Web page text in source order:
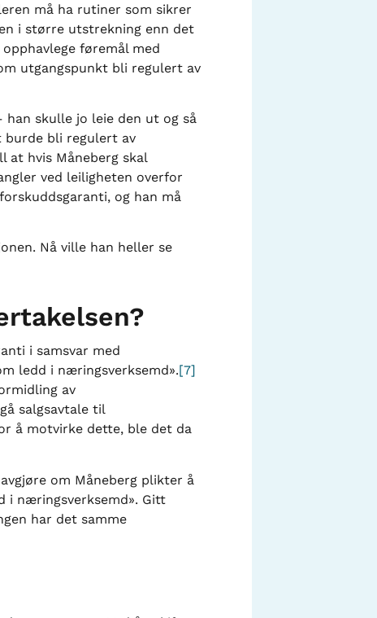
må ha rutiner som sikrer
i større utstrekning enn det
føremål med
utgangspunkt bli regulert av
skulle jo leie den ut og så
burde bli regulert av
at hvis Måneberg skal
ved leiligheten overfor
og han må
Nå ville han heller se
i samsvar med
ledd i næringsverksemd».[7]
av
salgsavtale til
å motvirke dette, ble det da
om Måneberg plikter å
i næringsverksemd». Gitt
har det samme